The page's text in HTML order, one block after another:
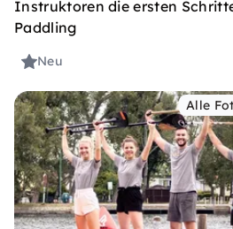
Instruktoren die ersten
Paddling
Neu
Alle